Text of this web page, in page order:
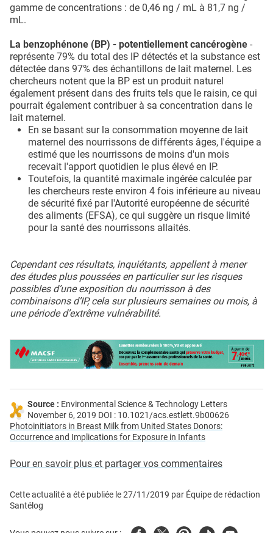
gamme de concentrations : de 0,46 ng / mL à 81,7 ng /
mL.
La benzophénone (BP) - potentiellement cancérogène -
représente 79% du total des IP détectés et la substance est
détectée dans 97% des échantillons de lait maternel. Les
chercheurs notent que la BP est un produit naturel
également présent dans des fruits tels que le raisin, ce qui
pourrait également contribuer à sa concentration dans le
lait maternel.
En se basant sur la consommation moyenne de lait
maternel des nourrissons de différents âges, l'équipe a
estimé que les nourrissons de moins d'un mois
recevait l'apport quotidien le plus élevé en IP.
Toutefois, la quantité maximale ingérée calculée par
les chercheurs reste environ 4 fois inférieure au niveau
de sécurité fixé par l'Autorité européenne de sécurité
des aliments (EFSA), ce qui suggère un risque limité
pour la santé des nourrissons allaités.
Cependant ces résultats, inquiétants, appellent à mener
des études plus poussées en particulier sur les risques
possibles d’une exposition du nourrisson à des
combinaisons d’IP, cela sur plusieurs semaines ou mois, à
une période d’extrême vulnérabilité.
Source : Environmental Science & Technology Letters
November 6, 2019 DOI : 10.1021/acs.estlett.9b00626
Photoinitiators in Breast Milk from United States Donors:
Occurrence and Implications for Exposure in Infants
Pour en savoir plus et partager vos commentaires
Cette actualité a été publiée le27/11/2019 par Équipe de rédaction
Santélog